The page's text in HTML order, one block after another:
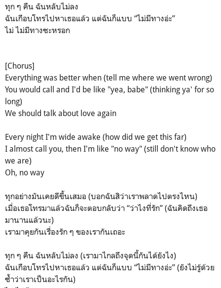
ทุก ๆ คืน ฉันหลับไม่ลง
ฉันเกือบโทรไปหาเธอแล้ว แต่ฉันก็แบบ “ไม่มีทางอ่ะ”
ไม่ ไม่มีทางซะหรอก
[Chorus]
Everything was better when (tell me where we went wrong)
You would call and I'd be like "yea, babe" (thinking ya' for so
long)
We should talk about love again
Every night I'm wide awake (how did we get this far)
I almost call you, then I'm like "no way" (still don't know who
we are)
Oh, no way
ทุกอย่างมันเคยดีขึ้นเสมอ (บอกฉันสิว่าเราพลาดไปตรงไหน)
เมื่อเธอโทรมาแล้วฉันก็จะตอบกลับว่า “ว่าไงที่รัก” (ฉันคิดถึงเธอ
มานานแล้วนะ)
เรามาคุยกันเรื่องรัก ๆ ของเรากันเถอะ
ทุก ๆ คืน ฉันหลับไม่ลง (เรามาไกลถึงจุดนี้กันได้ยังไง)
ฉันเกือบโทรไปหาเธอแล้ว แต่ฉันก็แบบ “ไม่มีทางอ่ะ” (ยังไม่รู้ด้วย
ซ้ำว่าเราเป็นอะไรกัน)